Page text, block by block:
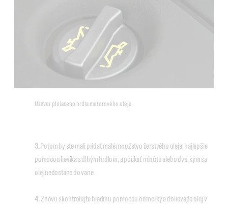
Uzáver plniaceho hrdla motorového oleja
3.Potom by ste mali pridať malé množstvo čerstvého oleja, najlepšie
pomocou lievika s dlhým hrdlom, a počkať minútu alebo dve, kým sa
olej nedostane do vane.
4. Znovu skontrolujte hladinu pomocou odmerky a dolievajte olej v